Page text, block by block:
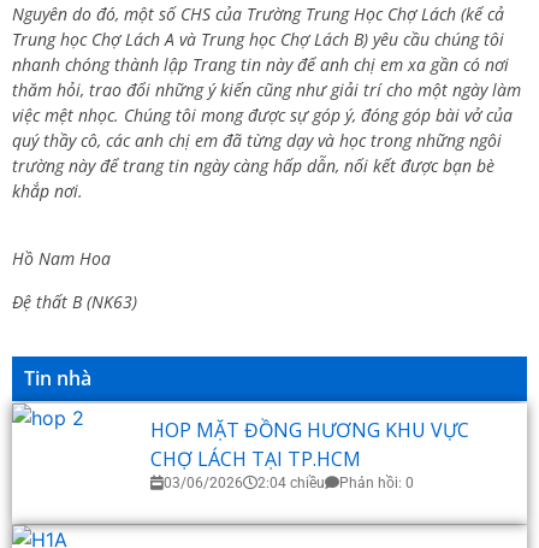
Nguyên do đó, một số CHS của Trường Trung Học Chợ Lách (kể cả
Trung học Chợ Lách A và Trung học Chợ Lách B) yêu cầu chúng tôi
nhanh chóng thành lập Trang tin này để anh chị em xa gần có nơi
thăm hỏi, trao đổi những ý kiến cũng như giải trí cho một ngày làm
việc mệt nhọc. Chúng tôi mong được sự góp ý, đóng góp bài vở của
quý thầy cô, các anh chị em đã từng dạy và học trong những ngôi
trường này để trang tin ngày càng hấp dẫn, nối kết được bạn bè
khắp nơi.
Hồ Nam Hoa
Đệ thất B (NK63)
Tin nhà
HOP MẶT ĐỒNG HƯƠNG KHU VỰC
CHỢ LÁCH TẠI TP.HCM
03/06/2026 2:04 chiều Phản hồi: 0